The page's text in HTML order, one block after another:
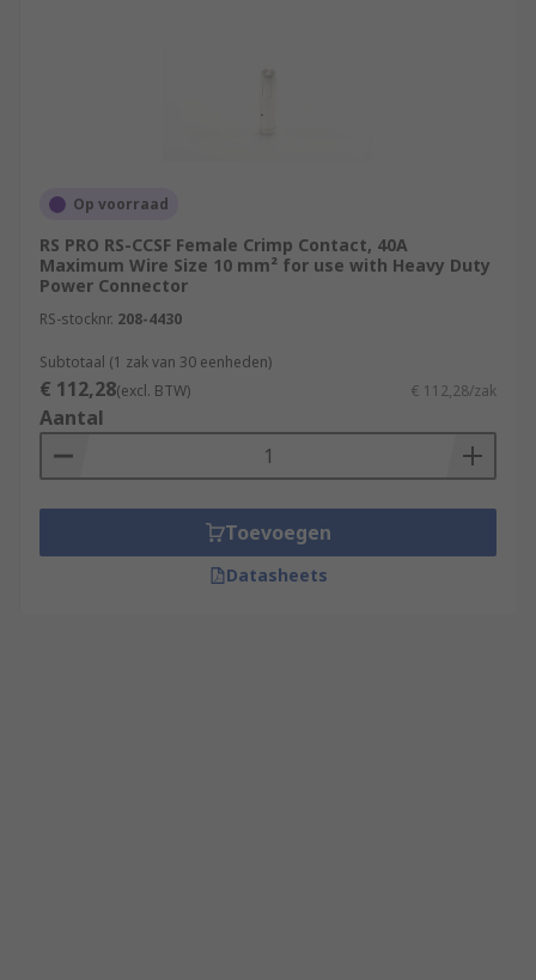
Op voorraad
RS PRO RS-CCSF Female Crimp Contact, 40A
Maximum Wire Size 10 mm² for use with Heavy Duty
Power Connector
RS-stocknr. 208-4430
Subtotaal (1 zak van 30 eenheden)
€ 112,28(excl. BTW) € 112,28/zak
Aantal
Toevoegen
Datasheets